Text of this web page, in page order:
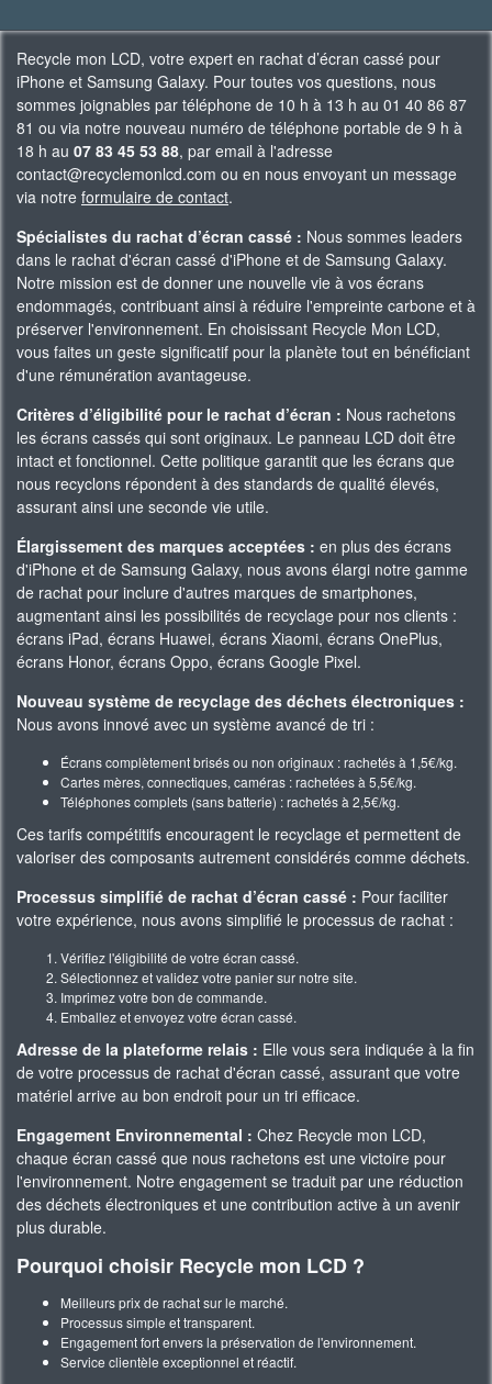
Recycle mon LCD, votre expert en rachat d’écran cassé pour
iPhone et Samsung Galaxy. Pour toutes vos questions, nous
sommes joignables par téléphone de 10 h à 13 h au 01 40 86 87
81 ou via notre nouveau numéro de téléphone portable de 9 h à
18 h au 07 83 45 53 88, par email à l'adresse
contact@recyclemonlcd.com ou en nous envoyant un message
via notre formulaire de contact.
Spécialistes du rachat d’écran cassé : Nous sommes leaders
dans le rachat d'écran cassé d'iPhone et de Samsung Galaxy.
Notre mission est de donner une nouvelle vie à vos écrans
endommagés, contribuant ainsi à réduire l'empreinte carbone et à
préserver l'environnement. En choisissant Recycle Mon LCD,
vous faites un geste significatif pour la planète tout en bénéficiant
d'une rémunération avantageuse.
Critères d’éligibilité pour le rachat d’écran : Nous rachetons
les écrans cassés qui sont originaux. Le panneau LCD doit être
intact et fonctionnel. Cette politique garantit que les écrans que
nous recyclons répondent à des standards de qualité élevés,
assurant ainsi une seconde vie utile.
Élargissement des marques acceptées : en plus des écrans
d'iPhone et de Samsung Galaxy, nous avons élargi notre gamme
de rachat pour inclure d'autres marques de smartphones,
augmentant ainsi les possibilités de recyclage pour nos clients :
écrans iPad, écrans Huawei, écrans Xiaomi, écrans OnePlus,
écrans Honor, écrans Oppo, écrans Google Pixel.
Nouveau système de recyclage des déchets électroniques :
Nous avons innové avec un système avancé de tri :
Écrans complètement brisés ou non originaux : rachetés à 1,5€/kg.
Cartes mères, connectiques, caméras : rachetées à 5,5€/kg.
Téléphones complets (sans batterie) : rachetés à 2,5€/kg.
Ces tarifs compétitifs encouragent le recyclage et permettent de
valoriser des composants autrement considérés comme déchets.
Processus simplifié de rachat d’écran cassé : Pour faciliter
votre expérience, nous avons simplifié le processus de rachat :
Vérifiez l'éligibilité de votre écran cassé.
Sélectionnez et validez votre panier sur notre site.
Imprimez votre bon de commande.
Emballez et envoyez votre écran cassé.
Adresse de la plateforme relais : Elle vous sera indiquée à la fin
de votre processus de rachat d'écran cassé, assurant que votre
matériel arrive au bon endroit pour un tri efficace.
Engagement Environnemental : Chez Recycle mon LCD,
chaque écran cassé que nous rachetons est une victoire pour
l'environnement. Notre engagement se traduit par une réduction
des déchets électroniques et une contribution active à un avenir
plus durable.
Pourquoi choisir Recycle mon LCD ?
Meilleurs prix de rachat sur le marché.
Processus simple et transparent.
Engagement fort envers la préservation de l'environnement.
Service clientèle exceptionnel et réactif.